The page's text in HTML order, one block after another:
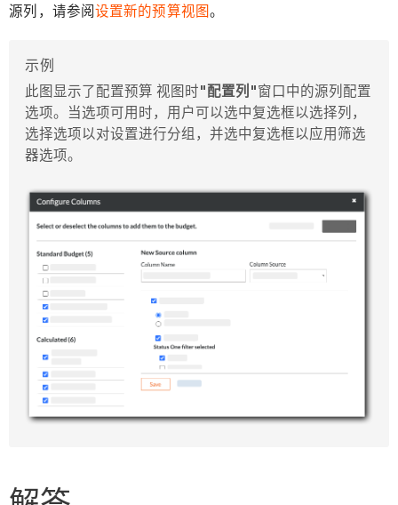
源列，请参阅 设置新的预算视图。
示例
此图显示了配置预算 视图时"配置列"窗口中的源列配置
选项。当选项可用时，用户可以选中复选框以选择列，
选择选项以对设置进行分组，并选中复选框以应用筛选
器选项。